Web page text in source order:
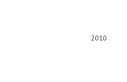
2010